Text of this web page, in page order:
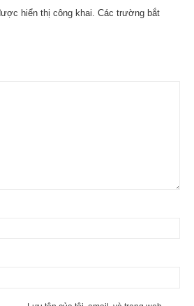
hiển thị công khai. Các trường bắt